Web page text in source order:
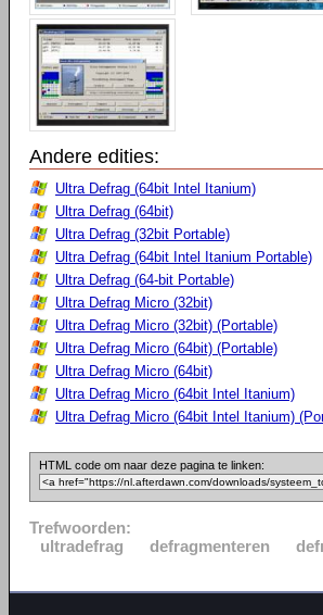
Andere edities:
Ultra Defrag (64bit Intel Itanium)
Ultra Defrag (64bit)
Ultra Defrag (32bit Portable)
Ultra Defrag (64bit Intel Itanium Portable)
Ultra Defrag (64-bit Portable)
Ultra Defrag Micro (32bit)
Ultra Defrag Micro (32bit) (Portable)
Ultra Defrag Micro (64bit) (Portable)
Ultra Defrag Micro (64bit)
Ultra Defrag Micro (64bit Intel Itanium)
Ultra Defrag Micro (64bit Intel Itanium)
HTML code om naar deze pagina te linken:
Trefwoorden:
ultradefrag
defragmenteren